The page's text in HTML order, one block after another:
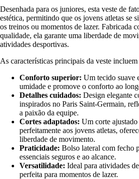
Desenhada para os juniores, esta veste de
estética, permitindo que os jovens atletas se
os treinos ou momentos de lazer. Fabricada
qualidade, ela garante uma liberdade de
atividades desportivas.
As características principais da veste incluem
Conforto superior: Um tecido suave
umidade e promove o conforto ao
Detalhes cuidados: Design elegante
inspirados no Paris Saint-Germain,
a paixão da equipe.
Cortes adaptados: Um corte ajustado
perfeitamente aos jovens atletas,
liberdade de movimento.
Praticidade: Bolso lateral com fecho
essenciais seguros e ao alcance.
Versatilidade: Ideal para atividades
perfeita para momentos de lazer.